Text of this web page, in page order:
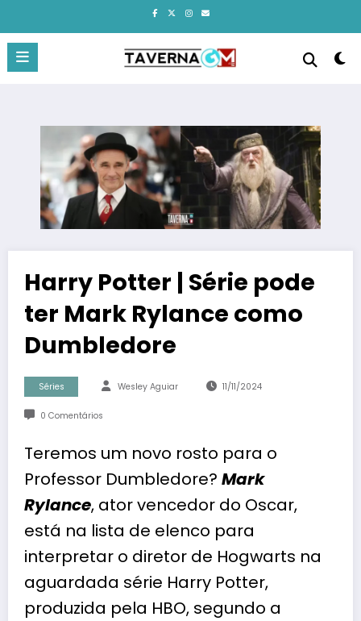
o
conteúdo
Harry Potter | Série pode
ter Mark Rylance como
Dumbledore
Séries Wesley Aguiar 11/11/2024
0 Comentários
Teremos um novo rosto para o
Professor Dumbledore? Mark
Rylance, ator vencedor do Oscar,
está na lista de elenco para
interpretar o diretor de Hogwarts na
aguardada série Harry Potter,
produzida pela HBO, segundo a